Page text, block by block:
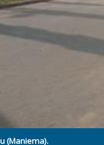
(Maniema).